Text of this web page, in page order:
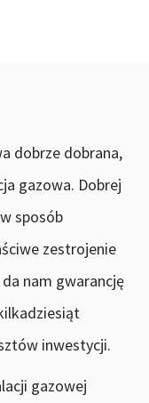
dobrze dobrana,
gazowa. Dobrej
sposób
zestrojenie
nam gwarancję
inwestycji.
gazowej